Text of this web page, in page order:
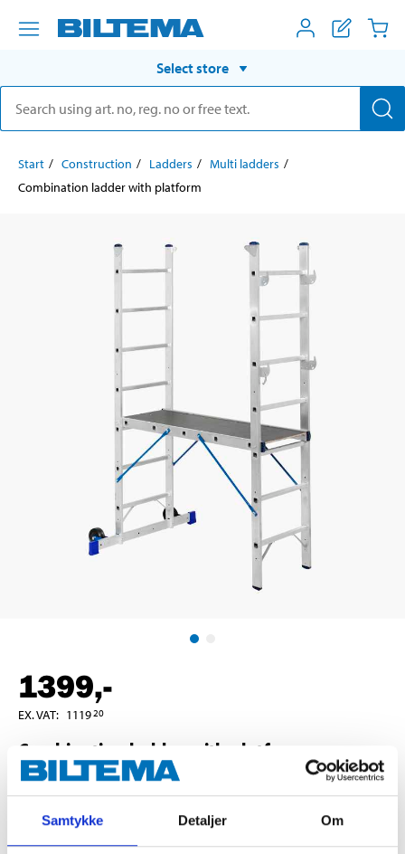
Samtykke Detaljer Om
Select store
Start Construction Ladders
Multi ladders
Combination ladder with platform
1399,-
EX. VAT: 111920
Combination ladder with platform
Art. 86-455